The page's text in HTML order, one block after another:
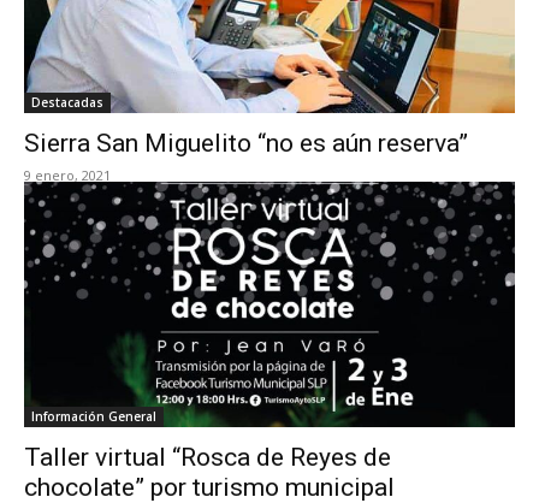
Destacadas
Sierra San Miguelito “no es aún reserva”
9 enero, 2021
Información General
Taller virtual “Rosca de Reyes de
chocolate” por turismo municipal